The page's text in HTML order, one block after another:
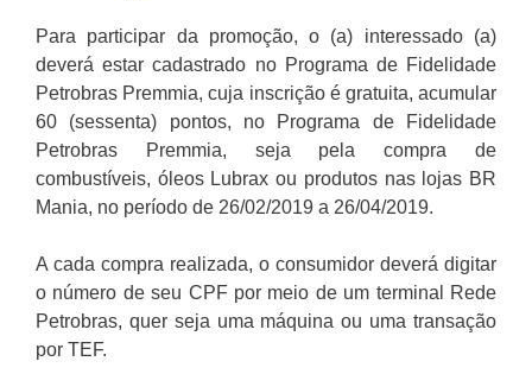
Para participar da promoção, o (a) interessado (a)
deverá estar cadastrado no Programa de Fidelidade
Petrobras Premmia, cuja inscrição é gratuita, acumular
60 (sessenta) pontos, no Programa de Fidelidade
Petrobras Premmia, seja pela compra de
combustíveis, óleos Lubrax ou produtos nas lojas BR
Mania, no período de 26/02/2019 a 26/04/2019.
A cada compra realizada, o consumidor deverá digitar
o número de seu CPF por meio de um terminal Rede
Petrobras, quer seja uma máquina ou uma transação
por TEF.